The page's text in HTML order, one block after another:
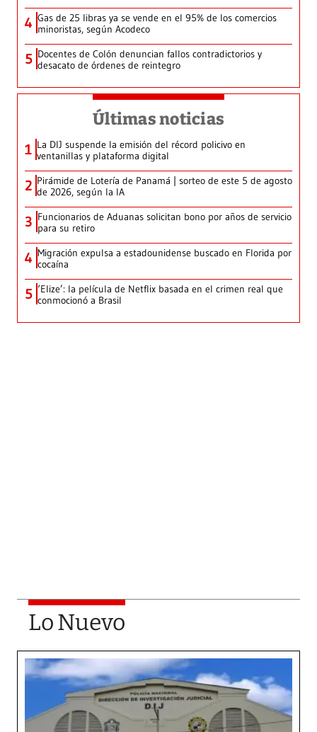
4 Gas de 25 libras ya se vende en el 95% de los comercios
minoristas, según Acodeco
5 Docentes de Colón denuncian fallos contradictorios y
desacato de órdenes de reintegro
Últimas noticias
1 La DIJ suspende la emisión del récord policivo en
ventanillas y plataforma digital
2 Pirámide de Lotería de Panamá | sorteo de este 5 de agosto
de 2026, según la IA
3 Funcionarios de Aduanas solicitan bono por años de servicio
para su retiro
4 Migración expulsa a estadounidense buscado en Florida por
cocaína
5 ‘Elize’: la película de Netflix basada en el crimen real que
conmocionó a Brasil
Lo Nuevo